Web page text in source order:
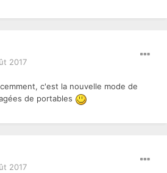
2017
c'est la nouvelle mode de
de portables
2017